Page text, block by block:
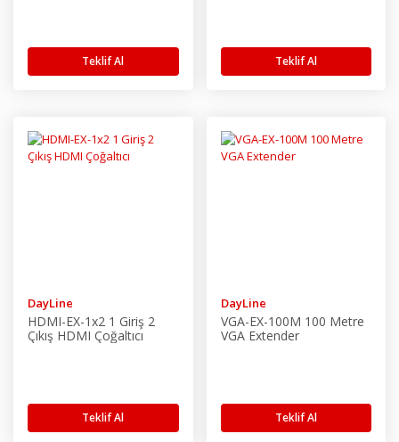
Teklif Al Teklif Al
DayLine
HDMI-EX-1x2 1 Giriş 2
Çıkış HDMI Çoğaltıcı
Teklif Al
DayLine
VGA-EX-100M 100 Metre
VGA Extender
Teklif Al